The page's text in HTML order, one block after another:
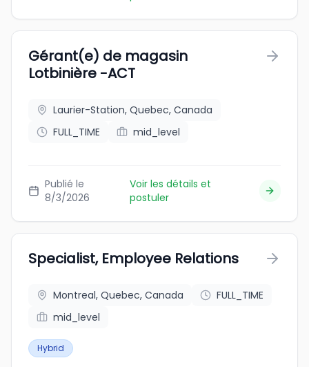
Gérant(e) de magasin
Lotbinière -ACT
Laurier-Station, Quebec, Canada
FULL_TIME
mid_level
Publié le
8/3/2026
Voir les détails et
postuler
Specialist, Employee Relations
Montreal, Quebec, Canada
FULL_TIME
mid_level
Hybrid